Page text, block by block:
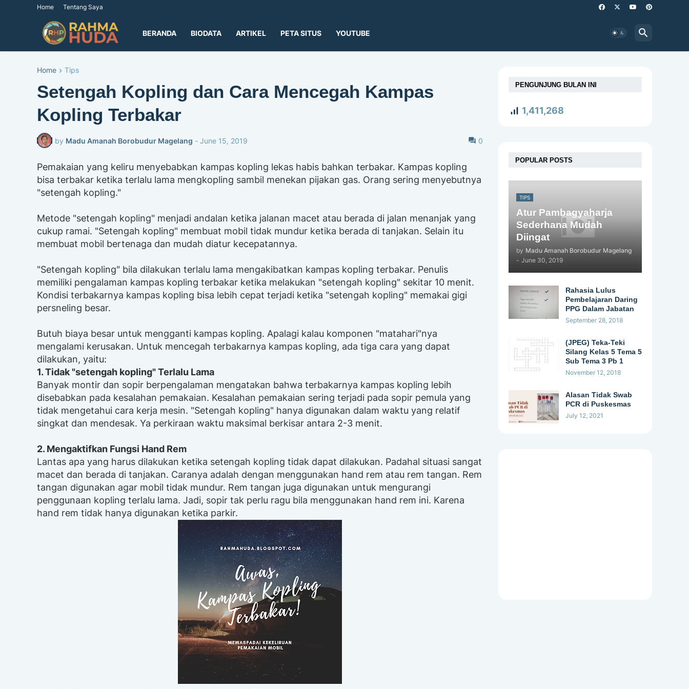
Home Tentang Saya
BERANDA BIODATA ARTIKEL PETA SITUS YOUTUBE
Home Tips
Setengah Kopling dan Cara Mencegah Kampas
Kopling Terbakar
by Madu Amanah Borobudur Magelang - June 15, 2019 0
Pemakaian yang keliru menyebabkan kampas kopling lekas habis bahkan terbakar. Kampas kopling
bisa terbakar ketika terlalu lama mengkopling sambil menekan pijakan gas. Orang sering menyebutnya
"setengah kopling."
Metode "setengah kopling" menjadi andalan ketika jalanan macet atau berada di jalan menanjak yang
cukup ramai. "Setengah kopling" membuat mobil tidak mundur ketika berada di tanjakan. Selain itu
membuat mobil bertenaga dan mudah diatur kecepatannya.
"Setengah kopling" bila dilakukan terlalu lama mengakibatkan kampas kopling terbakar. Penulis
memiliki pengalaman kampas kopling terbakar ketika melakukan "setengah kopling" sekitar 10 menit.
Kondisi terbakarnya kampas kopling bisa lebih cepat terjadi ketika "setengah kopling" memakai gigi
persneling besar.
Butuh biaya besar untuk mengganti kampas kopling. Apalagi kalau komponen "matahari"nya
mengalami kerusakan. Untuk mencegah terbakarnya kampas kopling, ada tiga cara yang dapat
dilakukan, yaitu:
1. Tidak "setengah kopling" Terlalu Lama
Banyak montir dan sopir berpengalaman mengatakan bahwa terbakarnya kampas kopling lebih
disebabkan pada kesalahan pemakaian. Kesalahan pemakaian sering terjadi pada sopir pemula yang
tidak mengetahui cara kerja mesin. "Setengah kopling" hanya digunakan dalam waktu yang relatif
singkat dan mendesak. Ya perkiraan waktu maksimal berkisar antara 2-3 menit.
2. Mengaktifkan Fungsi Hand Rem
Lantas apa yang harus dilakukan ketika setengah kopling tidak dapat dilakukan. Padahal situasi sangat
macet dan berada di tanjakan. Caranya adalah dengan menggunakan hand rem atau rem tangan. Rem
tangan digunakan agar mobil tidak mundur. Rem tangan juga digunakan untuk mengurangi
penggunaan kopling terlalu lama. Jadi, sopir tak perlu ragu bila menggunakan hand rem ini. Karena
hand rem tidak hanya digunakan ketika parkir.
PENGUNJUNG BULAN INI
1,411,268
POPULAR POSTS
TIPS
Atur Pambagyaharja
Sederhana Mudah
Diingat
by Madu Amanah Borobudur Magelang
- June 30, 2019
Rahasia Lulus
Pembelajaran Daring
PPG Dalam Jabatan
September 28, 2018
(JPEG) Teka-Teki
Silang Kelas 5 Tema 5
Sub Tema 3 Pb 1
November 12, 2018
Alasan Tidak Swab
PCR di Puskesmas
July 12, 2021